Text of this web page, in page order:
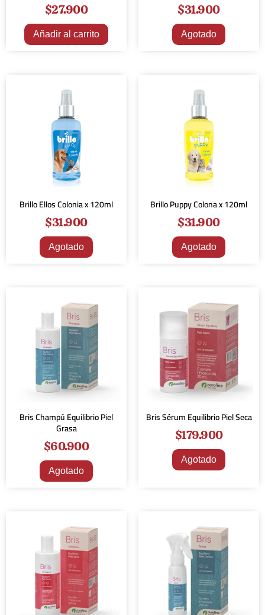
$27.900
Añadir al carrito
$31.900
Agotado
Brillo Ellos Colonia x 120ml
$31.900
Agotado
Brillo Puppy Colona x 120ml
$31.900
Agotado
Bris Champú Equilibrio Piel
Grasa
$60.900
Agotado
Bris Sérum Equilibrio Piel Seca
$179.900
Agotado